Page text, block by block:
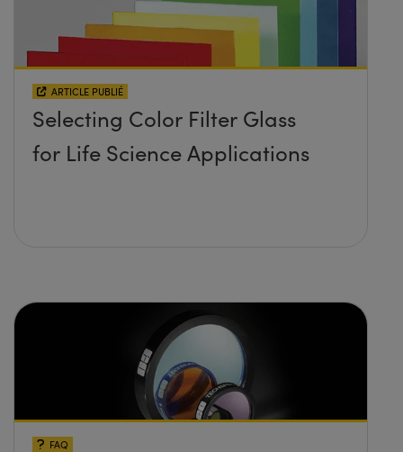
ARTICLE PUBLIÉ
Selecting Color Filter Glass
for Life Science Applications
FAQ